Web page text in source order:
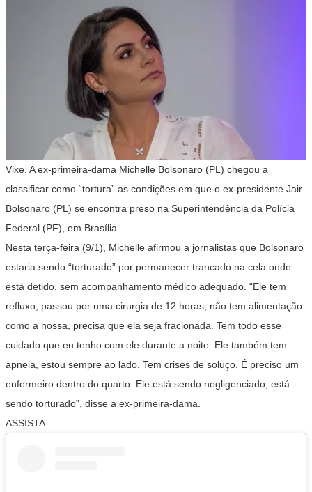
Vixe. A ex-primeira-dama Michelle Bolsonaro (PL) chegou a
classificar como “tortura” as condições em que o ex-presidente Jair
Bolsonaro (PL) se encontra preso na Superintendência da Polícia
Federal (PF), em Brasília.
Nesta terça-feira (9/1), Michelle afirmou a jornalistas que Bolsonaro
estaria sendo “torturado” por permanecer trancado na cela onde
está detido, sem acompanhamento médico adequado. “Ele tem
refluxo, passou por uma cirurgia de 12 horas, não tem alimentação
como a nossa, precisa que ela seja fracionada. Tem todo esse
cuidado que eu tenho com ele durante a noite. Ele também tem
apneia, estou sempre ao lado. Tem crises de soluço. É preciso um
enfermeiro dentro do quarto. Ele está sendo negligenciado, está
sendo torturado”, disse a ex-primeira-dama.
ASSISTA: